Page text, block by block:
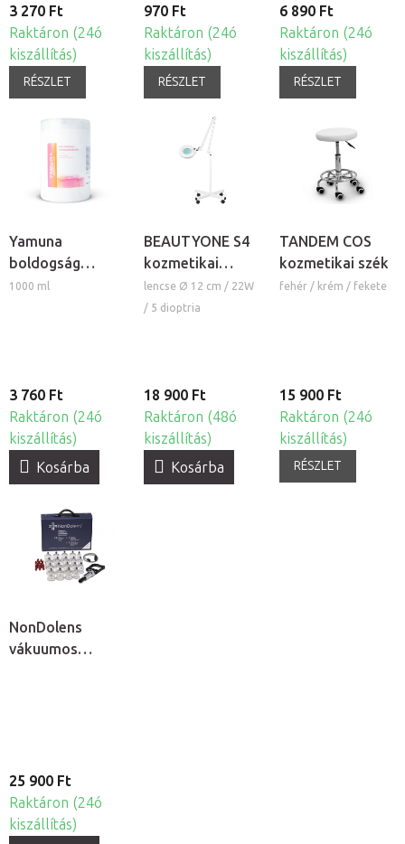
3 270 Ft
Raktáron (24ó
kiszállítás)
RÉSZLET
970 Ft
Raktáron (24ó
kiszállítás)
RÉSZLET
6 890 Ft
Raktáron (24ó
kiszállítás)
RÉSZLET
Yamuna
boldogság
masszázskrém
1000 ml
3 760 Ft
Raktáron (24ó
kiszállítás)
Kosárba
BEAUTYONE S4
kozmetikai
lámpa nagyítóval
és állvánnyal
lencse Ø 12 cm / 22W
/ 5 dioptria
18 900 Ft
Raktáron (48ó
kiszállítás)
Kosárba
TANDEM COS
kozmetikai szék
fehér / krém / fekete
15 900 Ft
Raktáron (24ó
kiszállítás)
RÉSZLET
NonDolens
vákuumos
25 900 Ft
Raktáron (24ó
kiszállítás)